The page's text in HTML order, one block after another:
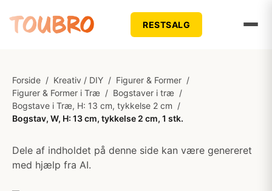
RESTSALG
Forside / Kreativ / DIY / Figurer & Former /
Figurer & Former i Træ / Bogstaver i træ /
Bogstave i Træ, H: 13 cm, tykkelse 2 cm /
Bogstav, W, H: 13 cm, tykkelse 2 cm, 1 stk.
Dele af indholdet på denne side kan være genereret
med hjælp fra AI.